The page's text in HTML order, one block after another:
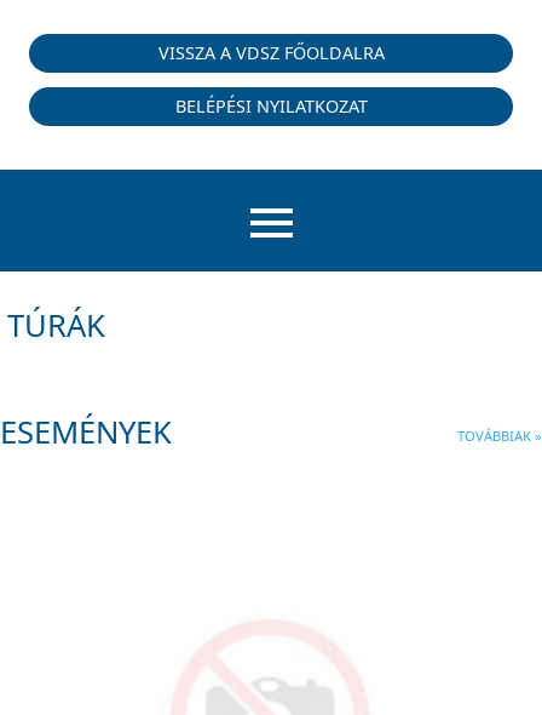
VISSZA A VDSZ FŐOLDALRA
BELÉPÉSI NYILATKOZAT
TÚRÁK
ESEMÉNYEK TOVÁBBIAK »